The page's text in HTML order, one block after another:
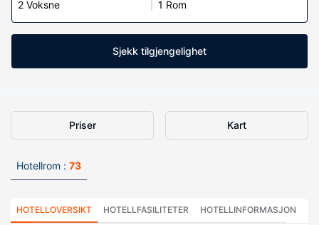
2 Voksne 1 Rom
Sjekk tilgjengelighet
Priser Kart
Hotellrom : 73
HOTELLOVERSIKT HOTELLFASILITETER HOTELLINFORMASJON